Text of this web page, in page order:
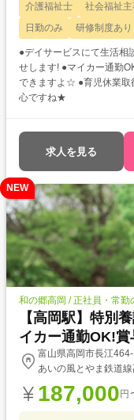
介護福祉士 社会福祉
日勤のみ
研修制度あり
●デイサービスにて生活相
せします! ●マイカー通勤
できますよ☆ ●育児休業取
心ですね★
求人を見る
NEW
和の郷高岡 / 正社員・常勤
【高岡駅】特別
イカー通勤OK!
富山県高岡市長江
あいの風とやま鉄道
187,000 円